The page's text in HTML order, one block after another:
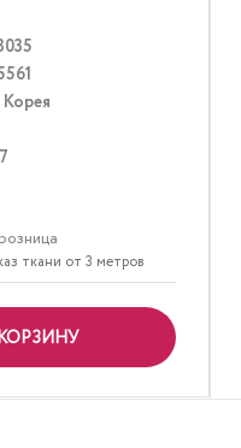
розница
ткани от 3 метров